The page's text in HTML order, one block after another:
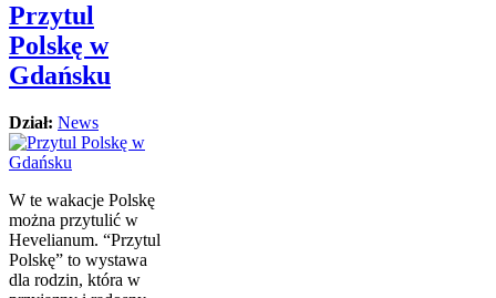
Przytul
Polskę w
Gdańsku
Dział: News
W te wakacje Polskę
można przytulić w
Hevelianum. “Przytul
Polskę” to wystawa
dla rodzin, która w